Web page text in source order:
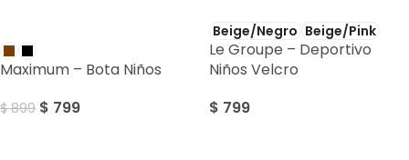
Maximum – Bota Niños
$899 $ 799
Beige/Negro Beige/Pink
Le Groupe – Deportivo
Niños Velcro
$ 799